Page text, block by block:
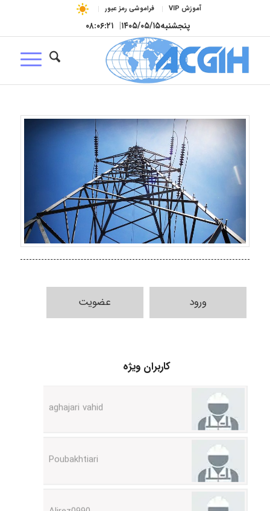
آموزش VIP فراموشی رمز عبور
پنجشنبه۱۴۰۵/۰۵/۱۵| ۰۸:۰۶:۲۲
ورود عضویت
کاربران ویژه
Jafar Tym